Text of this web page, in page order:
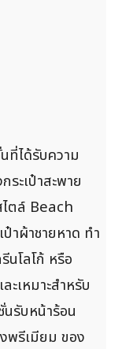
ที่ได้รับความ
ะเป๋าสะพาย
ไตล์ Beach
าผ้าชายหาด ทำ
โลโก้ หรือ
ะเหมาะสำหรับ
รับหน้าร้อน
พรีเมียม ของ